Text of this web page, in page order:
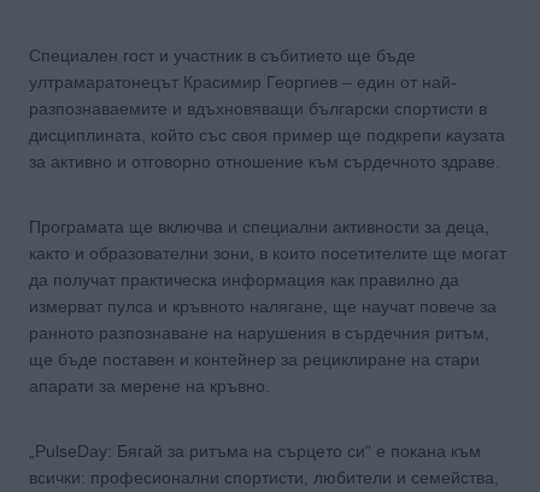
Специален гост и участник в събитието ще бъде
ултрамаратонецът Красимир Георгиев – един от най-
разпознаваемите и вдъхновяващи български спортисти в
дисциплината, който със своя пример ще подкрепи каузата
за активно и отговорно отношение към сърдечното здраве.
Програмата ще включва и специални активности за деца,
както и образователни зони, в които посетителите ще могат
да получат практическа информация как правилно да
измерват пулса и кръвното налягане, ще научат повече за
ранното разпознаване на нарушения в сърдечния ритъм,
ще бъде поставен и контейнер за рециклиране на стари
апарати за мерене на кръвно.
„PulseDay: Бягай за ритъма на сърцето си“ е покана към
всички: професионални спортисти, любители и семейства,